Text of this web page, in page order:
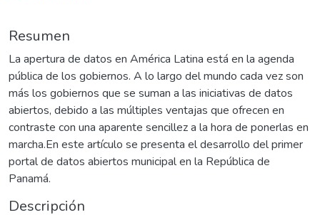
Resumen
La apertura de datos en América Latina está en la agenda
pública de los gobiernos. A lo largo del mundo cada vez son
más los gobiernos que se suman a las iniciativas de datos
abiertos, debido a las múltiples ventajas que ofrecen en
contraste con una aparente sencillez a la hora de ponerlas en
marcha.En este artículo se presenta el desarrollo del primer
portal de datos abiertos municipal en la República de
Panamá.
Descripción